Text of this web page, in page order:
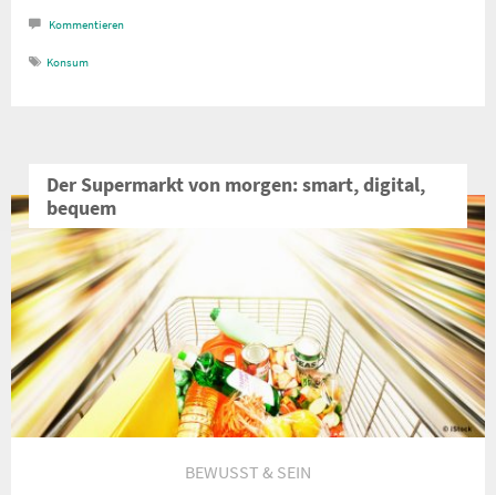
Kommentieren
Konsum
Der Supermarkt von morgen: smart, digital,
bequem
BEWUSST & SEIN